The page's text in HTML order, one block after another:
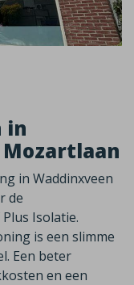
in
in Waddinxveen
de
Isolatie.
is een slimme
Een beter
en een